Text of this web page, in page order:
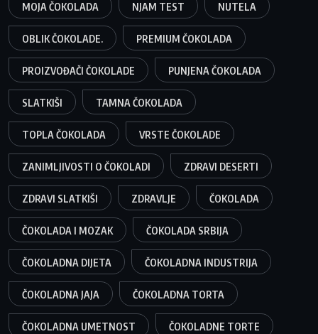
MOJA ČOKOLADA NJAM TEST NUTELA
OBLIK ČOKOLADE. PREMIUM ČOKOLADA
PROIZVOĐAČI ČOKOLADE PUNJENA ČOKOLADA
SLATKIŠI TAMNA ČOKOLADA
TOPLA ČOKOLADA VRSTE ČOKOLADE
ZANIMLJIVOSTI O ČOKOLADI ZDRAVI DESERTI
ZDRAVI SLATKIŠI ZDRAVLJE ČOKOLADA
ČOKOLADA I MOZAK ČOKOLADA SRBIJA
ČOKOLADNA DIJETA ČOKOLADNA INDUSTRIJA
ČOKOLADNA JAJA ČOKOLADNA TORTA
ČOKOLADNA UMETNOST ČOKOLADNE TORTE